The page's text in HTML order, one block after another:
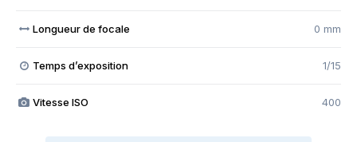
Longueur de focale 0 mm
Temps d’exposition 1/15
Vitesse ISO 400